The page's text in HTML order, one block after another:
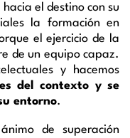
el destino con su
la formación en
el ejercicio de la
de un equipo capaz.
y hacemos
del contexto y se
entorno.
de superación